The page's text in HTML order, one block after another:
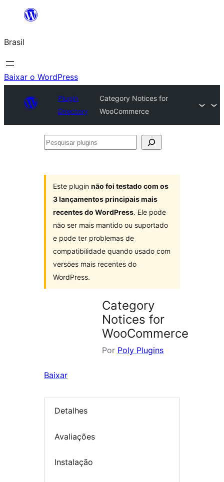
o
conteúdo
Brasil
Baixar o WordPress
Plugin
Directory
Category Notices for
WooCommerce
Pesquisar
Este plugin não foi testado com os
3 lançamentos principais mais
recentes do WordPress. Ele pode
não ser mais mantido ou suportado
e pode ter problemas de
compatibilidade quando usado com
versões mais recentes do
WordPress.
Category
Notices for
WooCommerce
Por Poly Plugins
Baixar
Detalhes
Avaliações
Instalação